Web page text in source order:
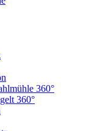
360°
360°